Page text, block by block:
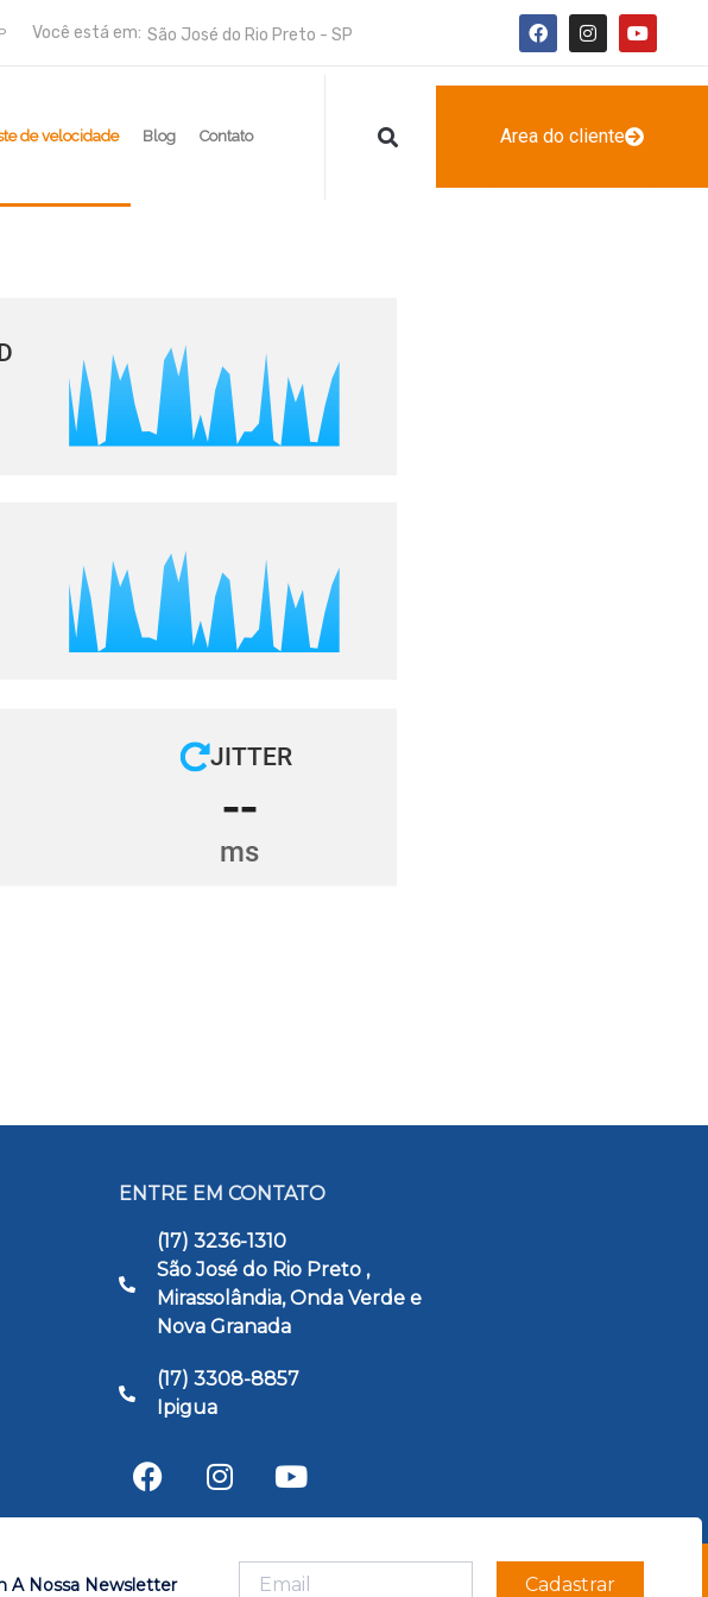
Você está em: São José do Rio Preto - SP
de velocidade Blog Contato Area do cliente
ENTRE EM CONTATO
(17) 3236-1310
São José do Rio Preto ,
Mirassolândia, Onda Verde e
Nova Granada
(17) 3308-8857
Ipigua
A Nossa Newsletter Cadastrar